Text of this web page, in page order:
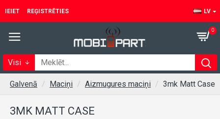
IEIET REĢISTRĒTIES LV
0
Visi
Galvenā Maciņi Aizmugures maciņi 3mk Matt Case
3MK MATT CASE